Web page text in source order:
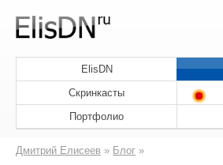
ElisDN
Скринкасты
Портфолио
Дмитрий Елисеев » Блог »